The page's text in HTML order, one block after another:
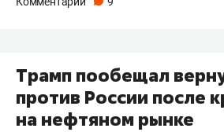
Трамп пообещал
против России после
на нефтяном рынке